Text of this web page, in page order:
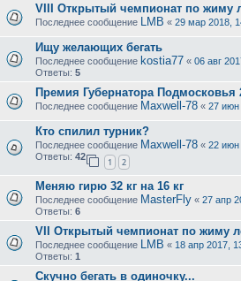
VIII Открытый чемпионат по жиму
Последнее сообщение LMB « 29 мар 2018,
Ищу желающих бегать
Последнее сообщение kostia77 « 06 авг
Ответы: 5
Премия Губернатора Подмосковья
Последнее сообщение Maxwell-78 « 27 июн
Кто спилил турник?
Последнее сообщение Maxwell-78 « 22 июн
Ответы: 42
1 2
Меняю гирю 32 кг на 16 кг
Последнее сообщение MasterFly « 27 апр
Ответы: 6
VII Открытый чемпионат по жиму
Последнее сообщение LMB « 18 апр 2017,
Ответы: 1
Скучно бегать в одиночку...